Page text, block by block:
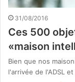
31/08/2016
Ces 500
«maison
Bien que nos
l'arrivée de l'ADSL